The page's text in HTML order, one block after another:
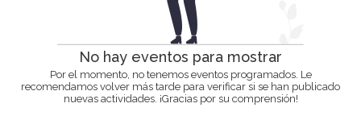
No hay eventos para mostrar
Por el momento, no tenemos eventos programados. Le
recomendamos volver más tarde para verificar si se han publicado
nuevas actividades. ¡Gracias por su comprensión!